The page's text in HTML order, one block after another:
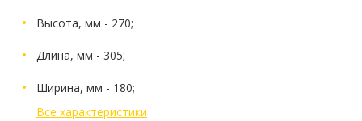
Высота, мм - 270;
Длина, мм - 305;
Ширина, мм - 180;
Все характеристики